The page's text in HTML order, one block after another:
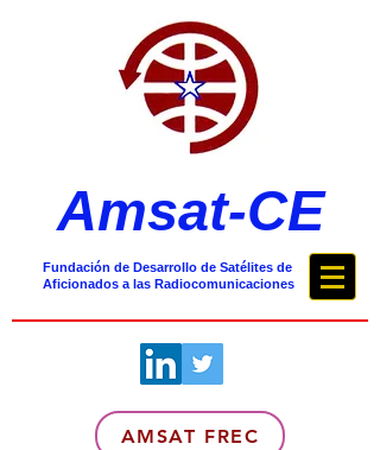
Amsat-CE
Fundación de Desarrollo de Satélites de
Aficionados a las Radiocomunicaciones
AMSAT FREC